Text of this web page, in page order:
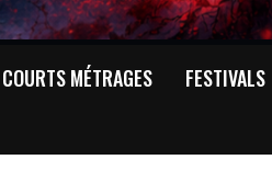
COURTS MÉTRAGES FESTIVALS